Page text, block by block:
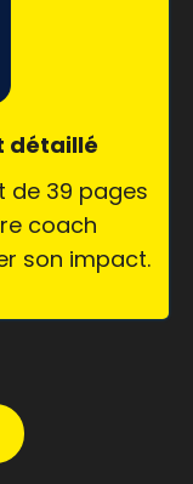
détaillé
de 39 pages
coach
son impact.